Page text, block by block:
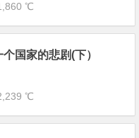
℃
国家的悲剧(下）
℃